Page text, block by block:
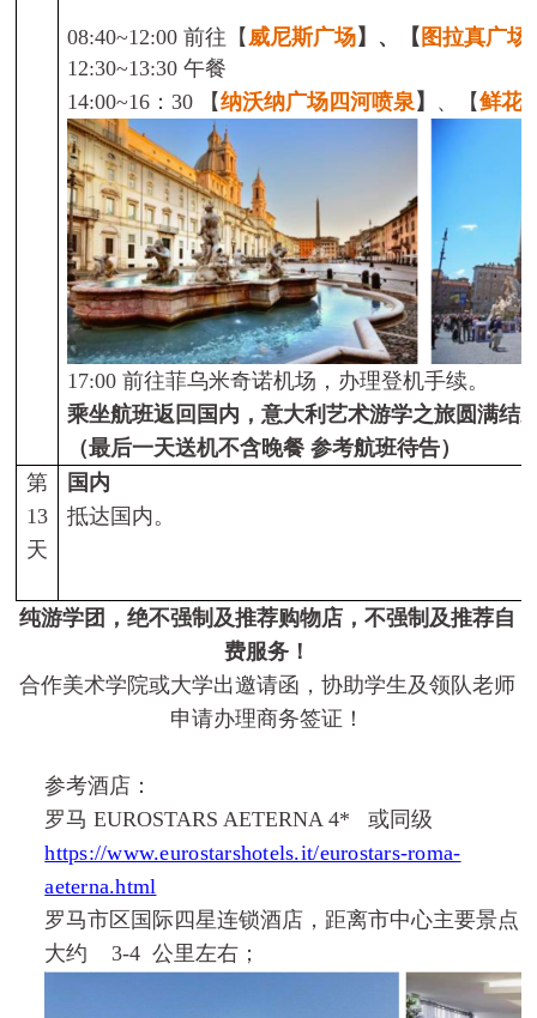
08:40~12:00前往 【威尼斯广场】 、 【 图拉真广场
12:30~13:30午餐
14:00~16 ：30 【纳沃纳广场 四河喷泉】 、 【鲜花
17:00 前往菲乌米奇诺机场，办理登机手续。
乘坐航班返回国内，意大利艺术游学之旅圆满结
（最后一天送机不含晚餐 参考航班待告）
第
13
天
国内
抵达国内。
纯游学团，绝不强制及推荐购物店，不强制及推荐自
费服务！
合作美术学院或大学出邀请函，协助学生及领队老师
申请办理商务签证！
参考酒店：
罗马 EUROSTARS AETERNA 4*或同级
https://www.eurostarshotels.it/eurostars-roma-
aeterna.html
罗马市区国际四星连锁酒店，距离市中心主要景点
大约 3-4公里左右；